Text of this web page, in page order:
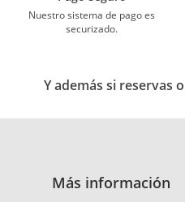
Nuestro sistema de pago es
securizado.
Y además si reservas
Más información